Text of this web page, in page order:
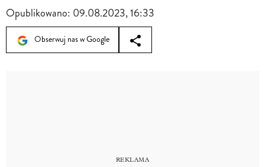
Opublikowano: 09.08.2023, 16:33
Obserwuj nas w Google